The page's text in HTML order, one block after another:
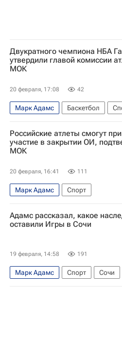
Двукратного чемпиона НБА
утвердили главой комиссии
МОК
20 февраля, 17:08 42
Марк Адамс Баскетбол
Международный олимпийский
Зимние Олимпийские игры 2026
Лос-Анджелес Лейкерс
Российские атлеты смогут
участие в закрытии ОИ,
МОК
20 февраля, 16:41 111
Марк Адамс
Спорт
Международный олимпийский
Зимние Олимпийские игры 2026
Адамс рассказал, какое
оставили Игры в Сочи
19 февраля, 14:58 191
Марк Адамс Спорт Сочи
Рио-де-Жанейро (город)